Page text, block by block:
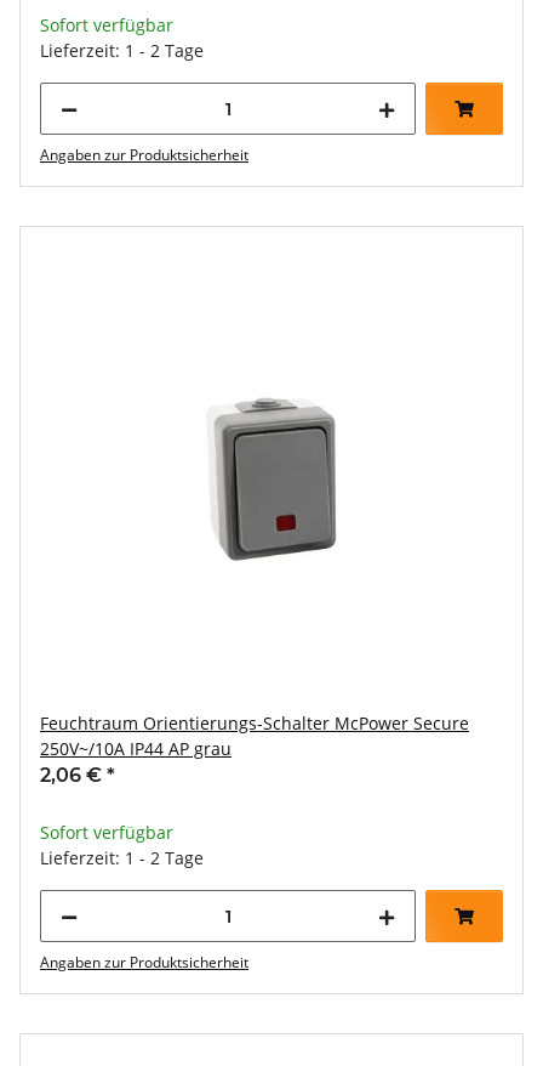
Sofort verfügbar
Lieferzeit: 1 - 2 Tage
Angaben zur Produktsicherheit
Feuchtraum Orientierungs-Schalter McPower Secure
250V~/10A IP44 AP grau
2,06 € *
Sofort verfügbar
Lieferzeit: 1 - 2 Tage
Angaben zur Produktsicherheit